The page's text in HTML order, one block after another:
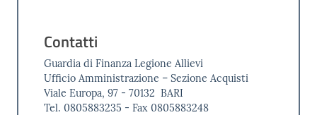
Contatti
Guardia di Finanza Legione Allievi
Ufficio Amministrazione – Sezione Acquisti
Viale Europa, 97 - 70132 BARI
Tel. 0805883235 - Fax 0805883248